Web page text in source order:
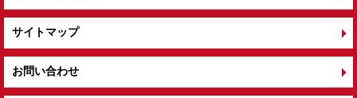
サイトマップ
お問い合わせ